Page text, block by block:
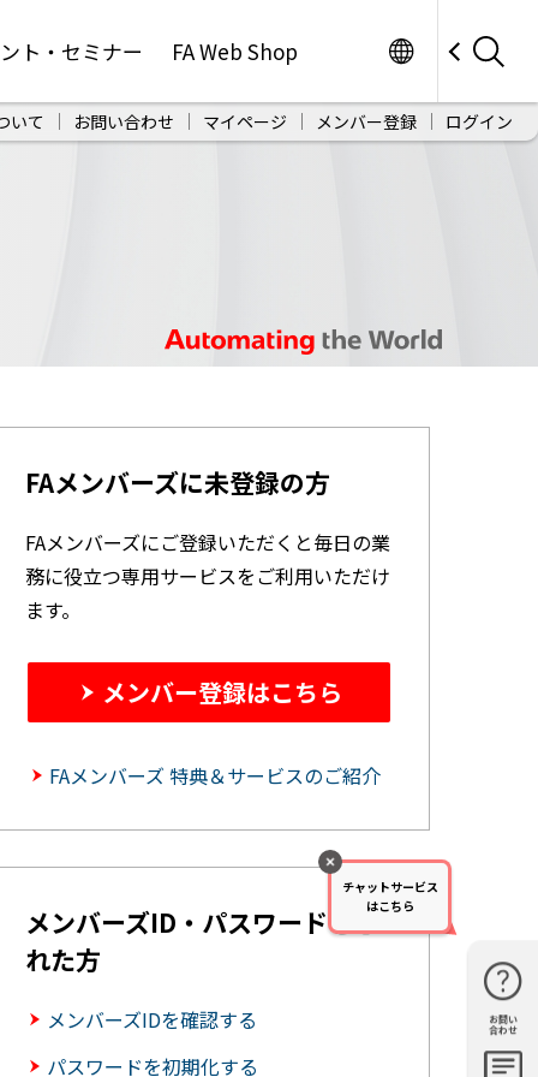
ト・セミナー FA Web Shop
いて お問い合わせ マイページ メンバー登録 ログイン
お問い
合わせ
購入・見
仕様・機
FAメンバーズに未登録の方
FAメンバーズにご登録いただくと毎日の業
務に役立つ専用サービスをご利用いただけ
ます。
メンバー登録はこちら
FAメンバーズ 特典＆サービスのご紹介
メンバーズID・パスワードを忘
れた方
メンバーズIDを確認する
パスワードを初期化する
チャットサービス
はこちら